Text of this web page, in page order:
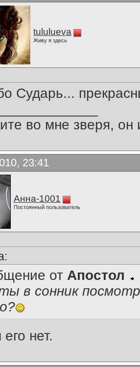
tululueva
Живу я здесь
Сударь...
во мне зверя, он
23:41
Анна-1001
Постоянный пользователь
от Апостол
в сонник
нет.